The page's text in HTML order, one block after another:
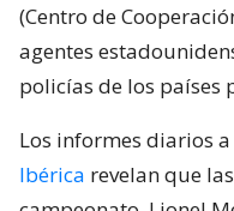
(Centro de
agentes
policías de los países
Los informes diarios
Ibérica revelan que